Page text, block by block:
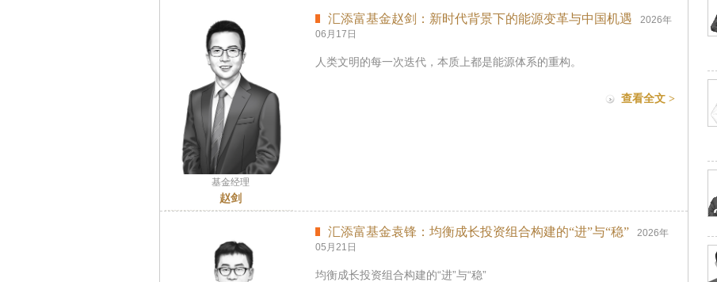
基金经理
赵剑
汇添富基金赵剑：新时代背景下的能源变革与中国机遇
2026年
06月17日
人类文明的每一次迭代，本质上都是能源体系的重构。
查看全文 >
汇添富基金袁锋：均衡成长投资组合构建的“进”与“稳”
2026年
05月21日
均衡成长投资组合构建的“进”与“稳”